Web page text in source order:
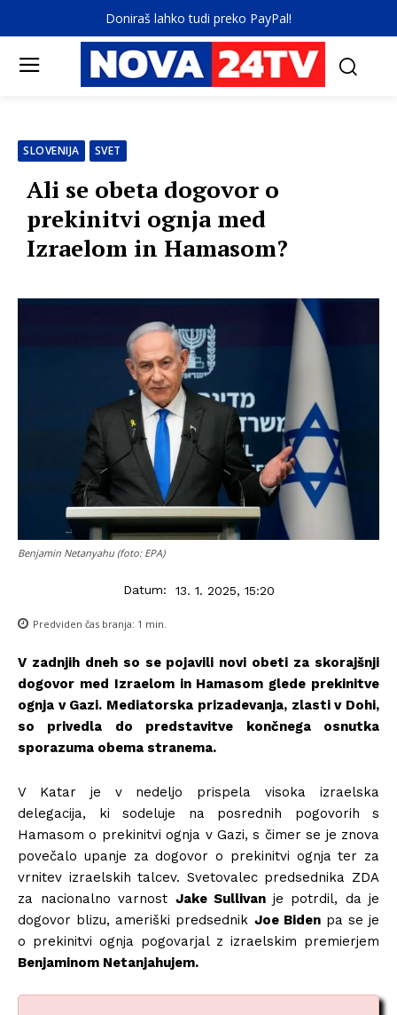
Doniraš lahko tudi preko PayPal!
SLOVENIJA SVET
Ali se obeta dogovor o
prekinitvi ognja med
Izraelom in Hamasom?
Benjamin Netanyahu (foto: EPA)
Datum: 13. 1. 2025, 15:20
Predviden čas branja: 1 min.
V zadnjih dneh so se pojavili novi obeti za skorajšnji
dogovor med Izraelom in Hamasom glede prekinitve
ognja v Gazi. Mediatorska prizadevanja, zlasti v Dohi,
so privedla do predstavitve končnega osnutka
sporazuma obema stranema.
V Katar je v nedeljo prispela visoka izraelska
delegacija, ki sodeluje na posrednih pogovorih s
Hamasom o prekinitvi ognja v Gazi, s čimer se je znova
povečalo upanje za dogovor o prekinitvi ognja ter za
vrnitev izraelskih talcev. Svetovalec predsednika ZDA
za nacionalno varnost Jake Sullivan je potrdil, da je
dogovor blizu, ameriški predsednik Joe Bidenpa se je
o prekinitvi ognja pogovarjal z izraelskim premierjem
Benjaminom Netanjahujem.